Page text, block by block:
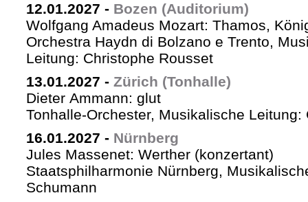
12.01.2027 - Bozen (Auditorium)
Wolfgang Amadeus Mozart: Thamos,
Orchestra Haydn di Bolzano e Trento,
Leitung: Christophe Rousset
13.01.2027 - Zürich (Tonhalle)
Dieter Ammann: glut
Tonhalle-Orchester, Musikalische Leitung:
16.01.2027 - Nürnberg
Jules Massenet: Werther (konzertant)
Staatsphilharmonie Nürnberg,
Schumann